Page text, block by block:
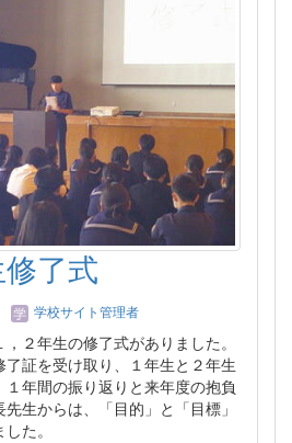
了式
学校サイト管理者
２年生の修了式がありました。
証を受け取り、１年生と２年生
年間の振り返りと来年度の抱負
生からは、「目的」と「目標」
た。